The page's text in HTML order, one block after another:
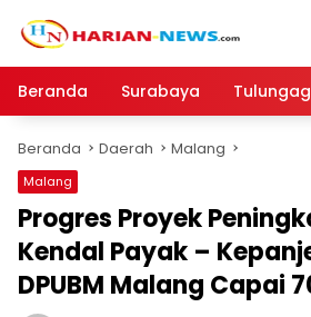
Beranda
Surabaya
Beranda Daerah Malang
Malang
Progres Proyek
Kendal Payak –
DPUBM Malang Capai